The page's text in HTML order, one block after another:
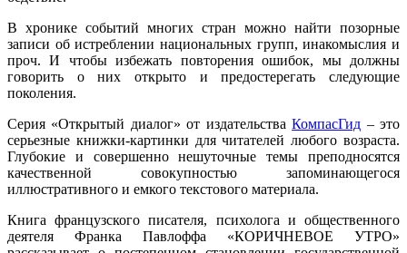
В хронике событий многих стран можно найти позорные
записи об истреблении национальных групп, инакомыслия и
проч. И чтобы избежать повторения ошибок, мы должны
говорить о них открыто и предостерегать следующие
поколения.
Серия «Открытый диалог» от издательстваКомпасГид – это
серьезные книжки-картинки для читателей любого возраста.
Глубокие и совершенно нешуточные темы преподносятся
качественной совокупностью запоминающегося
иллюстративного и емкого текстового материала.
Книга французского писателя, психолога и общественного
деятеля Франка Павлоффа «КОРИЧНЕВОЕ УТРО»